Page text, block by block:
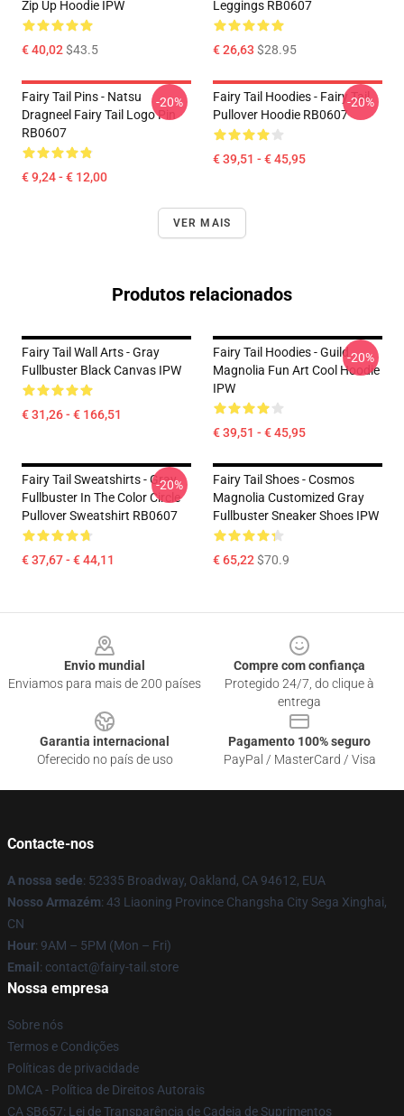
Zip Up Hoodie IPW
€ 40,02$43.5
Leggings RB0607
€ 26,63 $28.95
Fairy Tail Pins - Natsu
Dragneel Fairy Tail Logo Pin
RB0607
€ 9,24 - € 12,00
-20%
Fairy Tail Hoodies - Fairy Tail
Pullover Hoodie RB0607
€ 39,51 - € 45,95
-20%
VER MAIS
Produtos relacionados
Fairy Tail Wall Arts - Gray
Fullbuster Black Canvas IPW
€ 31,26 - € 166,51
Fairy Tail Hoodies - Guild
Magnolia Fun Art Cool Hoodie
IPW
€ 39,51 - € 45,95
-20%
Fairy Tail Sweatshirts - Gray
Fullbuster In The Color Circle
Pullover Sweatshirt RB0607
€ 37,67 - € 44,11
-20%
Fairy Tail Shoes - Cosmos
Magnolia Customized Gray
Fullbuster Sneaker Shoes IPW
€ 65,22$70.9
Envio mundial
Enviamos para mais de 200 países
Compre com confiança
Protegido 24/7, do clique à
entrega
Garantia internacional
Oferecido no país de uso
Pagamento 100% seguro
PayPal / MasterCard / Visa
Contacte-nos
A nossa sede: 52335 Broadway, Oakland, CA 94612, EUA
Nosso Armazém: 43 Liaoning Province Changsha City Sega Xinghai,
CN
Hour: 9AM – 5PM (Mon – Fri)
Email : contact@fairy-tail.store
Nossa empresa
Sobre nós
Termos e Condições
Políticas de privacidade
DMCA - Política de Direitos Autorais
CA SB657: Lei de Transparência de Cadeia de Suprimentos